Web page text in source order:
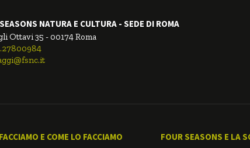
NATURA E CULTURA - SEDE DI ROMA
Ottavi 35 - 00174 Roma
E COME LO FACCIAMO FOUR SEASONS E LA